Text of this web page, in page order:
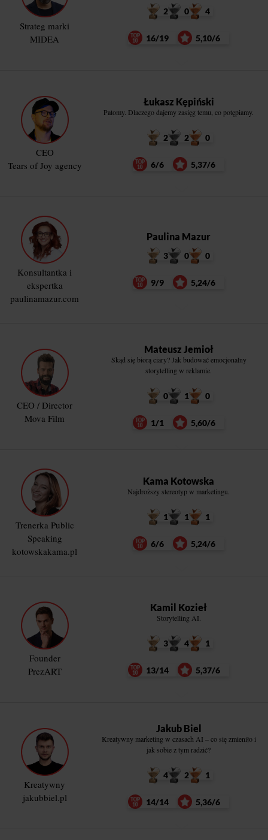
Strateg marki
MIDEA
2 0 4
16/19 5,10/6
CEO
Tears of Joy agency
Łukasz Kępiński
Patomy. Dlaczego dajemy zasięg temu, co potępiamy.
2 2 0
6/6 5,37/6
Konsultantka i
ekspertka
paulinamazur.com
Paulina Mazur
3 0 0
9/9 5,24/6
CEO / Director
Mova Film
Mateusz Jemioł
Skąd się biorą ciary? Jak budować emocjonalny
storytelling w reklamie.
0 1 0
1/1 5,60/6
Trenerka Public
Speaking
kotowskakama.pl
Kama Kotowska
Najdroższy stereotyp w marketingu.
1 1 1
6/6 5,24/6
Founder
PrezART
Kamil Kozieł
Storytelling AI.
3 4 1
13/14 5,37/6
Kreatywny
jakubbiel.pl
Jakub Biel
Kreatywny marketing w czasach AI – co się zmieniło i
jak sobie z tym radzić?
4 2 1
14/14 5,36/6